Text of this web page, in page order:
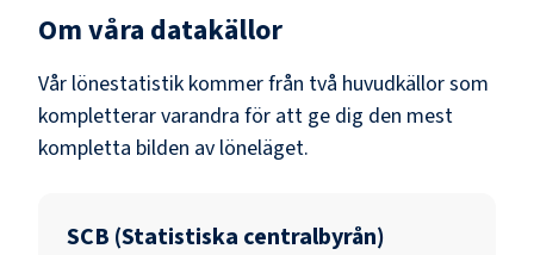
Om våra datakällor
Vår lönestatistik kommer från två huvudkällor som
kompletterar varandra för att ge dig den mest
kompletta bilden av löneläget.
SCB (Statistiska centralbyrån)